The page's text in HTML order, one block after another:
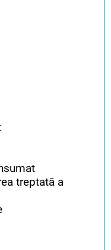
treptată a